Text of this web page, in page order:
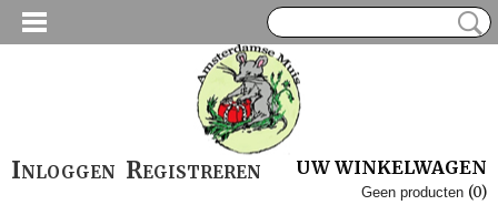
Inloggen Registreren UW WINKELWAGEN
Geen producten (0)